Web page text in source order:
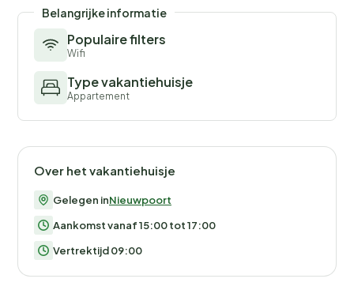
nog aangenamere ervaring in de toekomst.
Let op: Gasten dienen zelf beddengoed mee te
Belangrijke informatie
Populaire filters
Wifi
Type vakantiehuisje
Appartement
Over het vakantiehuisje
Gelegen inNieuwpoort
Aankomst vanaf 15:00 tot 17:00
Vertrektijd 09:00